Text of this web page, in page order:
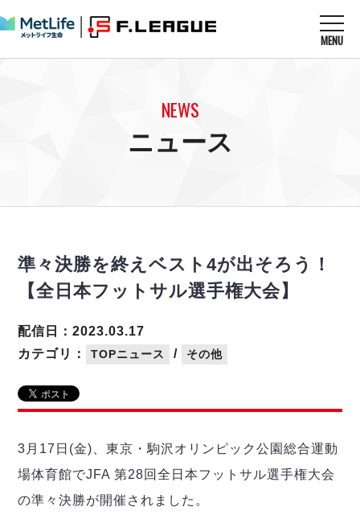
MENU
U-23選抜
メディア情報
フットサル日本代表
戦績表
警告・退場・出場停止選手
個人ランキング｜ゴール
個人ランキング｜シュート
個人ランキング｜シュート成功率
メットライフ生命Ｆ２リーグ
試合日程
順位表
戦績表
エスポラーダ北海道
バルドラール浦安
しながわシティ
立川アスレティックFC
ペスカドーラ町田
湘南ベルマーレ
名古屋オーシャンズ
シュライカー大阪
ボルクバレット北九州
アリーナ情報 ARENA
リーグ概要 ABOUT US
リーグ概要
日本フットサルリーグについて
大会概要
リーグ要項
過去の記録 ARCHIVE
過去の試合記録
ディビジョン1 試合記録
プロジェクト PROJECT
01
NEWS
ニュース
準々決勝を終えベスト4が出そろう！
【全日本フットサル選手権大会】
カテゴリ： TOPニュース / その他
配信日：2023.03.17
3月17日(金)、東京・駒沢オリンピック公園総合運動
場体育館でJFA 第28回全日本フットサル選手権大会
の準々決勝が開催されました。